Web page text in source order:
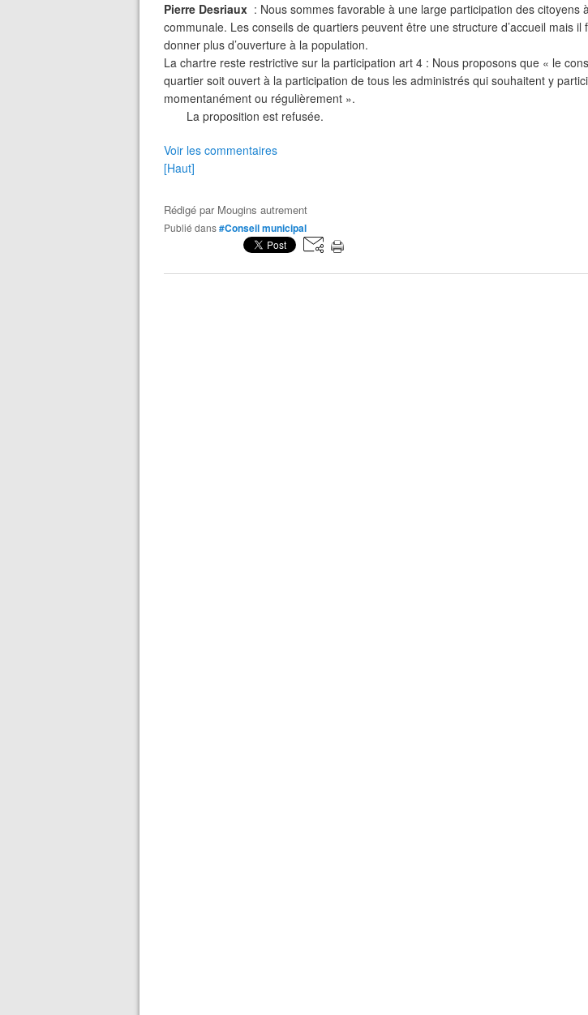
Pierre Desriaux : Nous sommes favorable à une large participation des citoyens
communale. Les conseils de quartiers peuvent être une structure d’accueil mais il
donner plus d’ouverture à la population.
La chartre reste restrictive sur la participation art 4 : Nous proposons que « le
quartier soit ouvert à la participation de tous les administrés qui souhaitent y
momentanément ou régulièrement ».
La proposition est refusée.
Voir les commentaires
[Haut]
Rédigé par Mougins autrement
Publié dans#Conseil municipal